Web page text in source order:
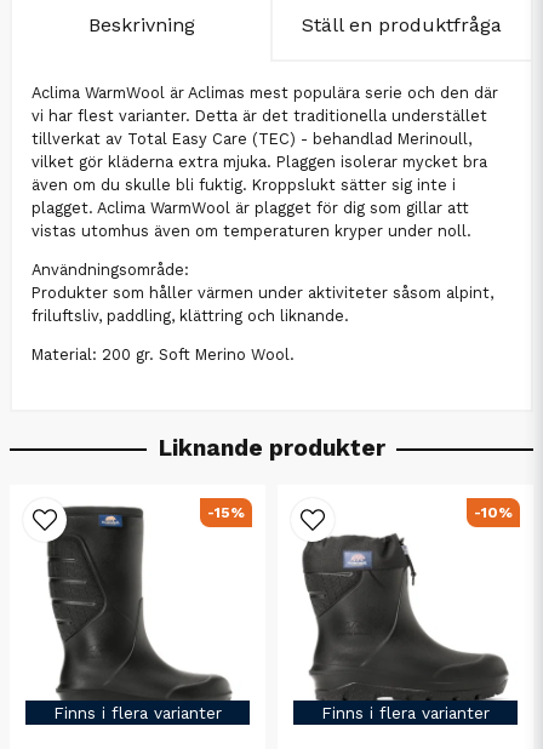
Beskrivning Ställ en produktfråga
Aclima WarmWool är Aclimas mest populära serie och den där
vi har flest varianter. Detta är det traditionella understället
tillverkat av Total Easy Care (TEC) - behandlad Merinoull,
vilket gör kläderna extra mjuka. Plaggen isolerar mycket bra
även om du skulle bli fuktig. Kroppslukt sätter sig inte i
plagget. Aclima WarmWool är plagget för dig som gillar att
vistas utomhus även om temperaturen kryper under noll.
Användningsområde:
Produkter som håller värmen under aktiviteter såsom alpint,
friluftsliv, paddling, klättring och liknande.
Material: 200 gr. Soft Merino Wool.
Liknande produkter
Finns i flera varianter
-15%
Finns i flera varianter
-10%